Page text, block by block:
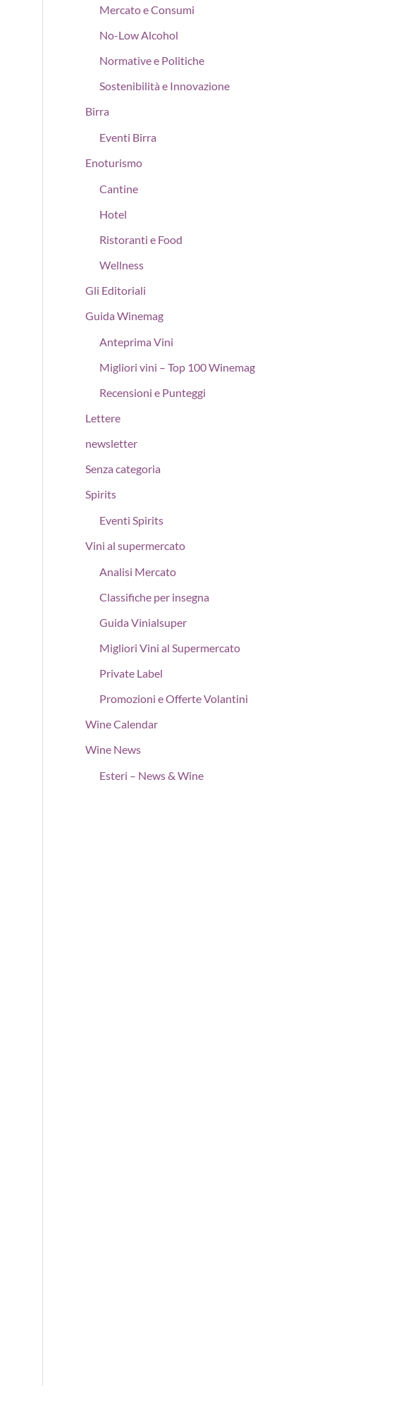
Mercato e Consumi
No-Low Alcohol
Normative e Politiche
Sostenibilità e Innovazione
Birra
Eventi Birra
Enoturismo
Cantine
Hotel
Ristoranti e Food
Wellness
Gli Editoriali
Guida Winemag
Anteprima Vini
Migliori vini – Top 100 Winemag
Recensioni e Punteggi
Lettere
newsletter
Senza categoria
Spirits
Eventi Spirits
Vini al supermercato
Analisi Mercato
Classifiche per insegna
Guida Vinialsuper
Migliori Vini al Supermercato
Private Label
Promozioni e Offerte Volantini
Wine Calendar
Wine News
Esteri – News & Wine